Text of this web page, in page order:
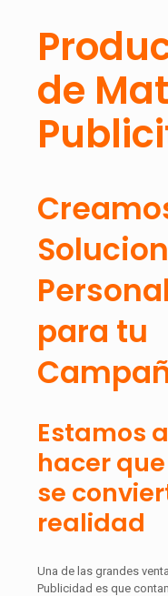
de
para tu
Estamos
hacer
se
realidad
Una de las grandes
Publicidad es que